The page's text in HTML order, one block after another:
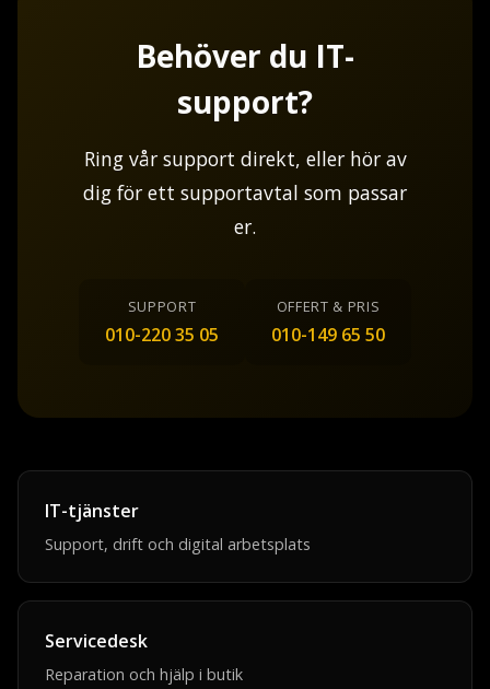
Behöver du IT-
support?
Ring vår support direkt, eller hör av
dig för ett supportavtal som passar
er.
SUPPORT
010-220 35 05
OFFERT & PRIS
010-149 65 50
IT-tjänster
Support, drift och digital arbetsplats
Servicedesk
Reparation och hjälp i butik